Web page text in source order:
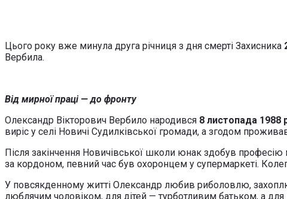
Цього року вже минула друга річниця з дня смерті Захисника
Вербила.
Від мирної праці — до фронту
Олександр Вікторович Вербило народився 8 листопада 1988
виріс у селі Новичі Судилківської громади, а згодом
Після закінчення Новичівської школи юнак здобув
за кордоном, певний час був охоронцем у супермаркеті.
У повсякденному житті Олександр любив риболовлю,
люблячим чоловіком, для дітей — турботливим батьком, а